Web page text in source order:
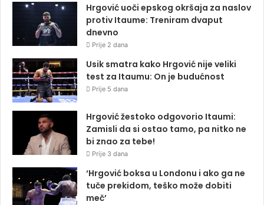
Hrgović uoči epskog okršaja za naslov
protiv Itaume: Treniram dvaput
dnevno
Prije 2 dana
Usik smatra kako Hrgović nije veliki
test za Itaumu: On je budućnost
Prije 5 dana
Hrgović žestoko odgovorio Itaumi:
Zamisli da si ostao tamo, pa nitko ne
bi znao za tebe!
Prije 3 dana
‘Hrgović boksa u Londonu i ako ga ne
tuče prekidom, teško može dobiti
meč’